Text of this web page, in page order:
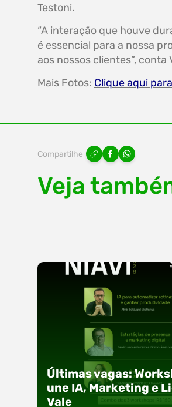
Testoni.
“A interação que houve
é essencial para a nossa
aos nossos clientes”, conta
Mais Fotos: Clique aqui
Compartilhe
Veja
Últimas vagas:
une IA, Marketing e
Vale